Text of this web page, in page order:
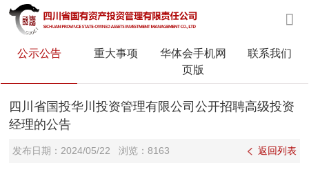
公示公告 重大事项
华体会手机网
页版
联系我们
四川省国投华川投资管理有限公司公开招聘高级投资
经理的公告
返回列表
发布日期： 2024/05/22 浏览：8163